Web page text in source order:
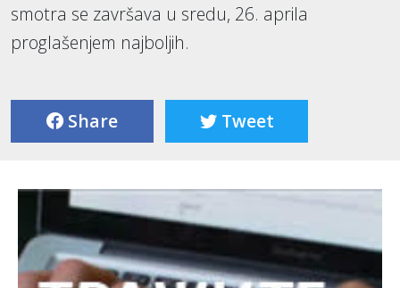
smotra se završava u sredu, 26. aprila
proglašenjem najboljih.
Share Tweet